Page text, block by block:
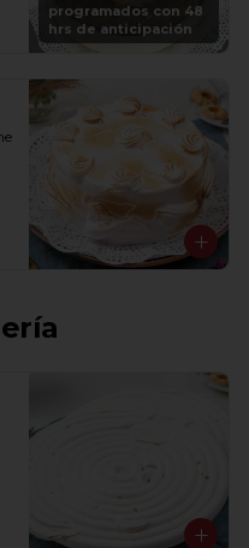
programados con 48
hrs de anticipación